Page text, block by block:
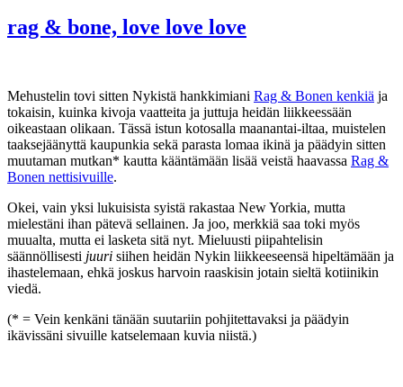
rag & bone, love love love
Mehustelin tovi sitten Nykistä hankkimiani Rag & Bonen kenkiä ja
tokaisin, kuinka kivoja vaatteita ja juttuja heidän liikkeessään
oikeastaan olikaan. Tässä istun kotosalla maanantai-iltaa, muistelen
taaksejäänyttä kaupunkia sekä parasta lomaa ikinä ja päädyin sitten
muutaman mutkan* kautta kääntämään lisää veistä haavassa Rag &
Bonen nettisivuille.
Okei, vain yksi lukuisista syistä rakastaa New Yorkia, mutta
mielestäni ihan pätevä sellainen. Ja joo, merkkiä saa toki myös
muualta, mutta ei lasketa sitä nyt. Mieluusti piipahtelisin
säännöllisesti juuri siihen heidän Nykin liikkeeseensä hipeltämään ja
ihastelemaan, ehkä joskus harvoin raaskisin jotain sieltä kotiinikin
viedä.
(* = Vein kenkäni tänään suutariin pohjitettavaksi ja päädyin
ikävissäni sivuille katselemaan kuvia niistä.)